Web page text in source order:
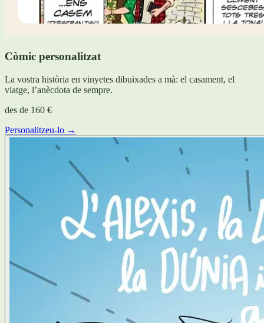
Còmic personalitzat
La vostra història en vinyetes dibuixades a mà: el casament, el
viatge, l’anècdota de sempre.
des de 160 €
Personalitzeu-lo →